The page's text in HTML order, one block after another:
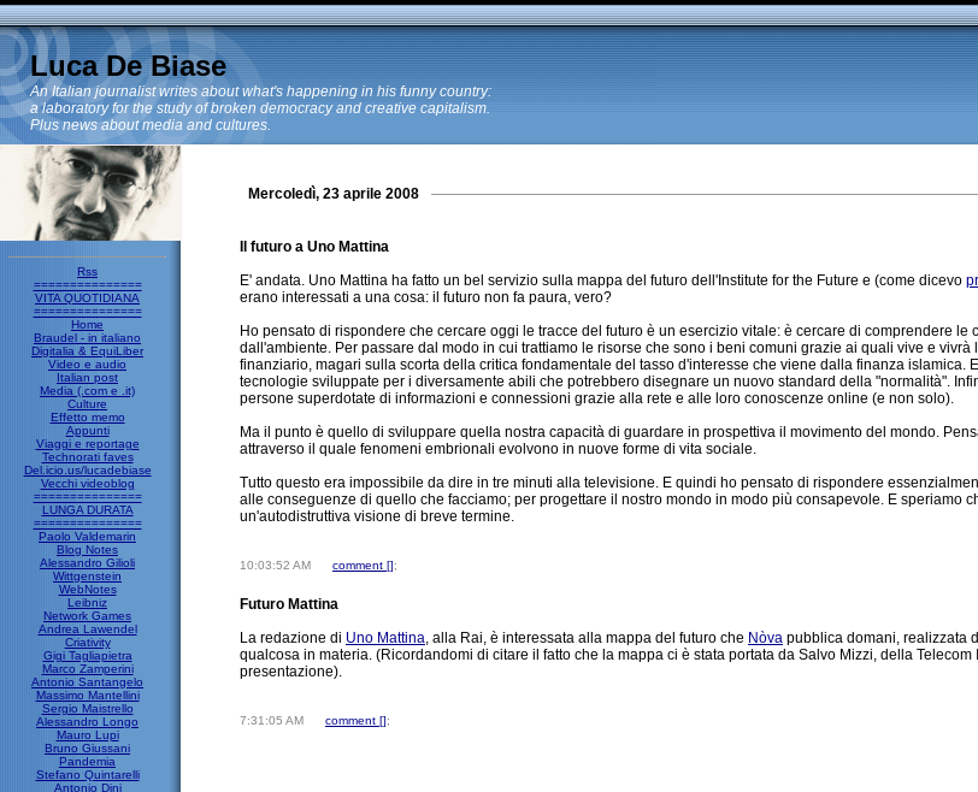
Luca De Biase
An Italian journalist writes about what's happening in his funny country:
a laboratory for the study of broken democracy and creative capitalism.
Plus news about media and cultures.
Rss
===============
VITA QUOTIDIANA
===============
Home
Braudel - in italiano
Digitalia & EquiLiber
Video e audio
Italian post
Media (.com e .it)
Culture
Effetto memo
Appunti
Viaggi e reportage
Technorati faves
Del.icio.us/lucadebiase
Vecchi videoblog
===============
LUNGA DURATA
===============
Paolo Valdemarin
Blog Notes
Alessandro Gilioli
Wittgenstein
WebNotes
Leibniz
Network Games
Andrea Lawendel
Criativity
Gigi Tagliapietra
Marco Zamperini
Antonio Santangelo
Massimo Mantellini
Sergio Maistrello
Alessandro Longo
Mauro Lupi
Bruno Giussani
Pandemia
Stefano Quintarelli
Antonio Dini
Mercoledì, 23 aprile 2008
Il futuro a Uno Mattina
E' andata. Uno Mattina ha fatto un bel servizio sulla mappa del futuro dell'Institute for the Future e (come dicevo
erano interessati a una cosa: il futuro non fa paura, vero?
Ho pensato di rispondere che cercare oggi le tracce del futuro è un esercizio vitale: è cercare di comprendere le
dall'ambiente. Per passare dal modo in cui trattiamo le risorse che sono i beni comuni grazie ai quali vive e
finanziario, magari sulla scorta della critica fondamentale del tasso d'interesse che viene dalla finanza islamica.
tecnologie sviluppate per i diversamente abili che potrebbero disegnare un nuovo standard della "normalità".
persone superdotate di informazioni e connessioni grazie alla rete e alle loro conoscenze online (e non solo).
Ma il punto è quello di sviluppare quella nostra capacità di guardare in prospettiva il movimento del mondo.
attraverso il quale fenomeni embrionali evolvono in nuove forme di vita sociale.
Tutto questo era impossibile da dire in tre minuti alla televisione. E quindi ho pensato di rispondere
alle conseguenze di quello che facciamo; per progettare il nostro mondo in modo più consapevole. E speriamo
un'autodistruttiva visione di breve termine.
10:03:52 AM comment [];
Futuro Mattina
La redazione di Uno Mattina, alla Rai, è interessata alla mappa del futuro che Nòva pubblica domani, realizzata
qualcosa in materia. (Ricordandomi di citare il fatto che la mappa ci è stata portata da Salvo Mizzi, della
presentazione).
7:31:05 AM comment [];